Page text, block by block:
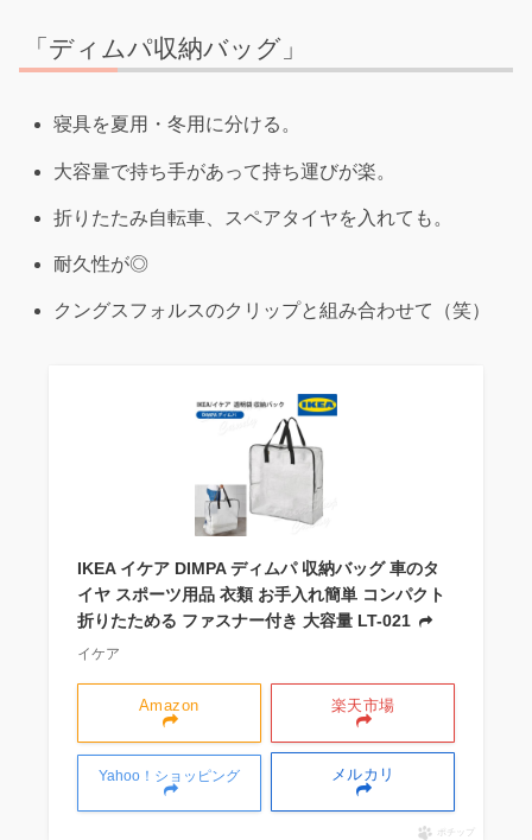
「ディムパ収納バッグ」
寝具を夏用・冬用に分ける。
大容量で持ち手があって持ち運びが楽。
折りたたみ自転車、スペアタイヤを入れても。
耐久性が◎
クングスフォルスのクリップと組み合わせて（笑）
IKEA イケア DIMPA ディムパ 収納バッグ 車のタ
イヤ スポーツ用品 衣類 お手入れ簡単 コンパクト
折りたためる ファスナー付き 大容量 LT-021
イケア
Amazon 楽天市場
Yahoo！ショッピング メルカリ
ポチップ